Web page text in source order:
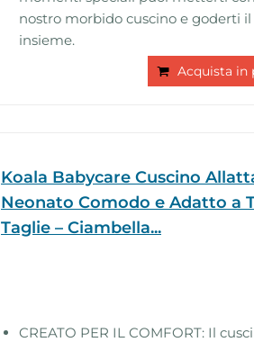
nostro morbido cuscino e goderti
insieme.
Acquista in
Koala Babycare Cuscino
Neonato Comodo e Adatto a
Taglie – Ciambella...
CREATO PER IL COMFORT: Il